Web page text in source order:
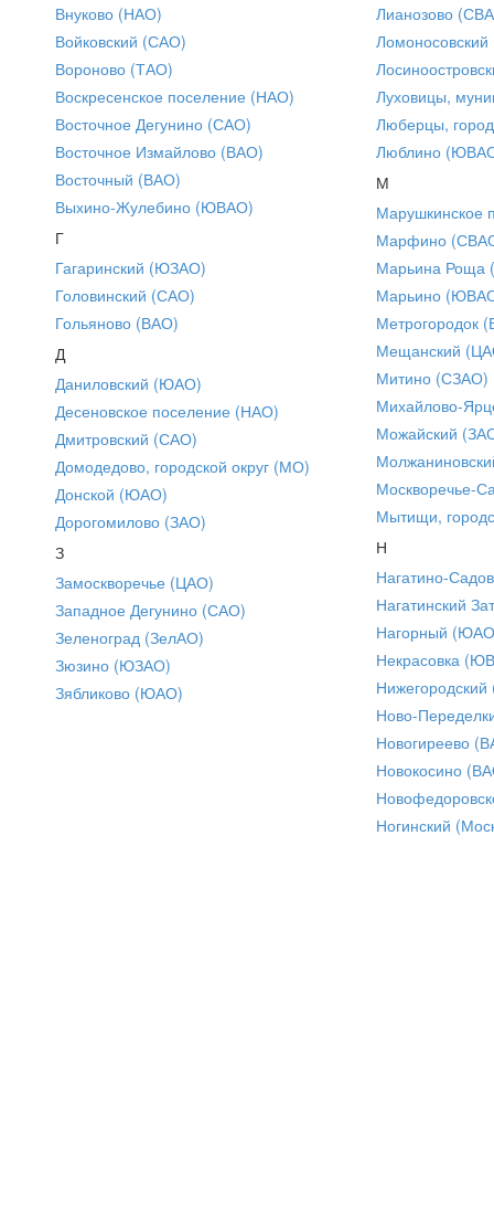
Внуково (НАО)
Войковский (САО)
Вороново (ТАО)
Воскресенское поселение (НАО)
Восточное Дегунино (САО)
Восточное Измайлово (ВАО)
Восточный (ВАО)
Выхино-Жулебино (ЮВАО)
Г
Гагаринский (ЮЗАО)
Головинский (САО)
Гольяново (ВАО)
Д
Даниловский (ЮАО)
Десеновское поселение (НАО)
Дмитровский (САО)
Домодедово, городской округ (МО)
Донской (ЮАО)
Дорогомилово (ЗАО)
З
Замоскворечье (ЦАО)
Западное Дегунино (САО)
Зеленоград (ЗелАО)
Зюзино (ЮЗАО)
Зябликово (ЮАО)
Лианозово
Луховицы,
Люберцы,
Люблино
М
Марушкинское
Марфино
Марьина Роща
Марьино
Метрогородок
Мещанский
Митино (СЗАО)
Михайлово-
Можайский
Москворечье-
Мытищи,
Н
Нагатино-
Нагатинский
Нагорный
Некрасовка
Ново-
Новогиреево
Новокосино
Ногинский